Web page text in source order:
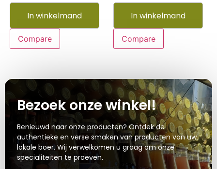
In winkelmand
Compare
In winkelmand
Compare
Bezoek onze winkel!
Benieuwd naar onze producten? Ontdek de
authentieke en verse smaken van producten van uw
lokale boer. Wij verwelkomen u graag om onze
specialiteiten te proeven.